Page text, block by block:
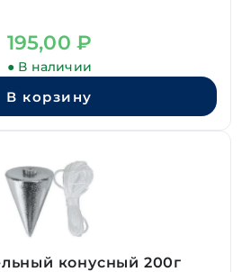
195,00₽
● В наличии
В корзину
конусный 200г